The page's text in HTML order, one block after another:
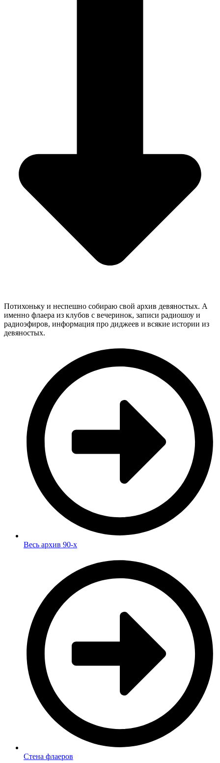
Потихоньку и неспешно собираю свой архив девяностых. А
именно флаера из клубов с вечеринок, записи радиошоу и
радиоэфиров, информация про диджеев и всякие истории из
девяностых.
Весь архив 90-х
Стена флаеров